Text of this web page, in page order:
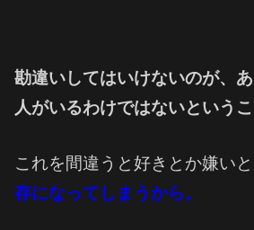
勘違いしてはいけないのが、
人がいるわけではないというこ
これを間違うと好きとか嫌い
存になってしまうから。